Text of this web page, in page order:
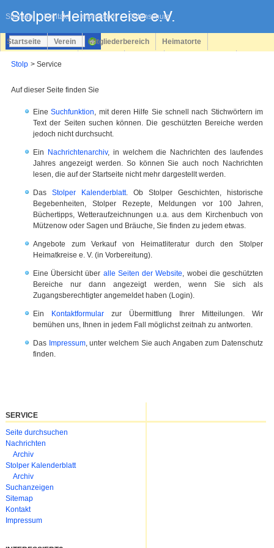
Sitemap Kontakt Impressum Datenschutz
überspringen
Startseite Verein Mitgliederbereich Heimatorte
Stolp Service
Auf dieser Seite finden Sie
EineSuchfunktion, mit deren Hilfe Sie schnell nach Stichwörtern im
Text der Seiten suchen können. Die geschützten Bereiche werden
jedoch nicht durchsucht.
Ein Nachrichtenarchiv, in welchem die Nachrichten des laufendes
Jahres angezeigt werden. So können Sie auch noch Nachrichten
lesen, die auf der Startseite nicht mehr dargestellt werden.
Das Stolper Kalenderblatt. Ob Stolper Geschichten, historische
Begebenheiten, Stolper Rezepte, Meldungen vor 100 Jahren,
Büchertipps, Wetteraufzeichnungen u.a. aus dem Kirchenbuch von
Mützenow oder Sagen und Bräuche, Sie finden zu jedem etwas.
Angebote zum Verkauf von Heimatliteratur durch den Stolper
Heimatkreise e. V. (in Vorbereitung).
Eine Übersicht über alle Seiten der Website, wobei die geschützten
Bereiche nur dann angezeigt werden, wenn Sie sich als
Zugangsberechtigter angemeldet haben (Login).
Ein Kontaktformular zur Übermittlung Ihrer Mitteilungen. Wir
bemühen uns, Ihnen in jedem Fall möglichst zeitnah zu antworten.
Das Impressum, unter welchem Sie auch Angaben zum Datenschutz
finden.
SERVICE
Navigation
überspringen
Seite durchsuchen
Nachrichten
Archiv
Stolper Kalenderblatt
Archiv
Suchanzeigen
Sitemap
Kontakt
Impressum